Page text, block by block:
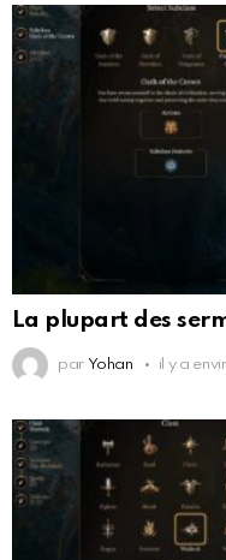
La plupart des
par Yohan il y a